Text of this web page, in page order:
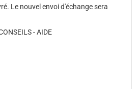
Le nouvel envoi d'échange sera
- AIDE